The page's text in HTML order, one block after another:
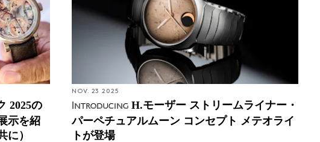
2025の
示を紹
に）
NOV. 23 2025
Introducing H.モーザー ストリームライナー・
パーペチュアルムーン コンセプト メテオライ
トが登場